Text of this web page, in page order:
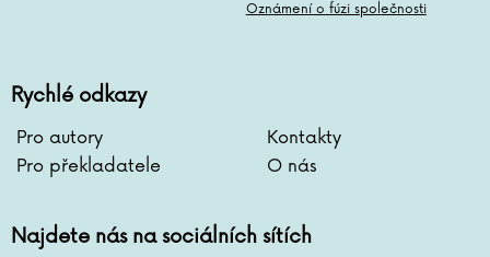
Adolf Dudek
Radovan Dunaj
Ana Duša
Jiří Dvořák
Emilia Dziubaková
Oznámení o fúzi společnosti
Rychlé odkazy
Pro autory
Kontakty
Pro překladatele
O nás
Najdete nás na sociálních sítích